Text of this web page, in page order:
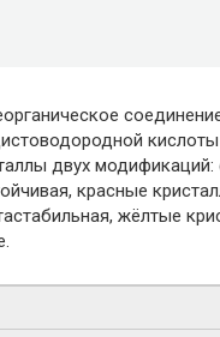
двух модификаций:
красные
жёлтые